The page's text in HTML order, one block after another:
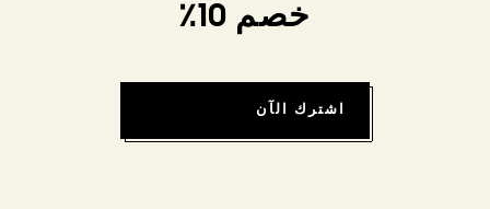
خصم 10٪
اشترك الآن